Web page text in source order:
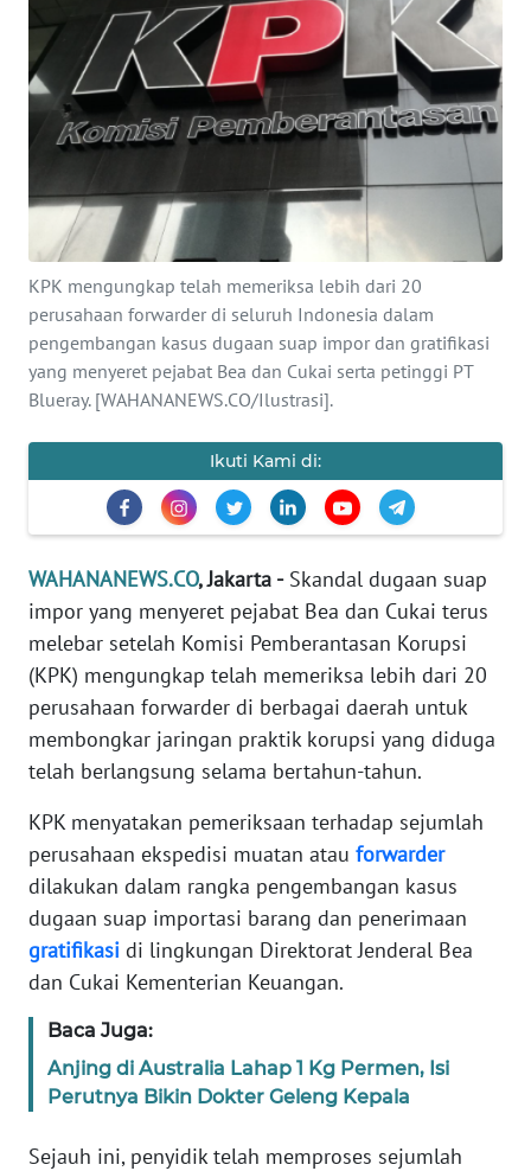
KPK mengungkap telah memeriksa lebih dari 20
perusahaan forwarder di seluruh Indonesia dalam
pengembangan kasus dugaan suap impor dan gratifikasi
yang menyeret pejabat Bea dan Cukai serta petinggi PT
Blueray. [WAHANANEWS.CO/Ilustrasi].
Ikuti Kami di:
WAHANANEWS.CO, Jakarta -Skandal dugaan suap
impor yang menyeret pejabat Bea dan Cukai terus
melebar setelah Komisi Pemberantasan Korupsi
(KPK) mengungkap telah memeriksa lebih dari 20
perusahaan forwarder di berbagai daerah untuk
membongkar jaringan praktik korupsi yang diduga
telah berlangsung selama bertahun-tahun.
KPK menyatakan pemeriksaan terhadap sejumlah
perusahaan ekspedisi muatan atau forwarder
dilakukan dalam rangka pengembangan kasus
dugaan suap importasi barang dan penerimaan
gratifikasi di lingkungan Direktorat Jenderal Bea
dan Cukai Kementerian Keuangan.
Baca Juga:
Anjing di Australia Lahap 1 Kg Permen, Isi
Perutnya Bikin Dokter Geleng Kepala
Sejauh ini, penyidik telah memproses sejumlah
SAINS-TEKNO
KESEHATAN
SERBA-SERBI
PENDIDIKAN
OLAHRAGA
EDITORIAL
INDEKS
BERITA
KONTAK
KAMI
INFO
KAMI
PEDOMAN
MEDIA
REDAKSI